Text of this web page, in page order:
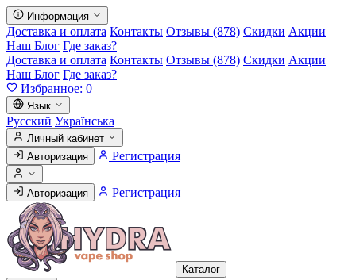
Информация
Доставка и оплата Контакты Отзывы (878) Скидки Акции
Наш Блог Где заказ?
Доставка и оплата Контакты Отзывы (878) Скидки Акции
Наш Блог Где заказ?
Избранное: 0
Язык
Русский Українська
Личный кабинет
Авторизация
Регистрация
Авторизация Регистрация
Каталог